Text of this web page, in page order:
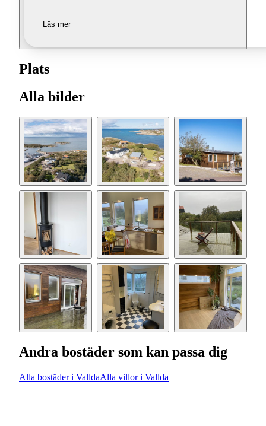
Läs mer
Plats
Alla bilder
Andra bostäder som kan passa dig
Alla bostäder i ValldaAlla villor i Vallda